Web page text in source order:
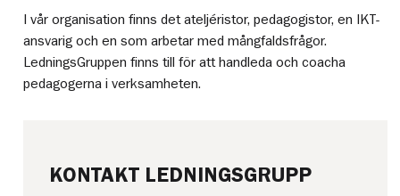
I vår organisation finns det ateljéristor, pedagogistor, en IKT-
ansvarig och en som arbetar med mångfaldsfrågor.
LedningsGruppen finns till för att handleda och coacha
pedagogerna i verksamheten.
KONTAKT LEDNINGSGRUPP